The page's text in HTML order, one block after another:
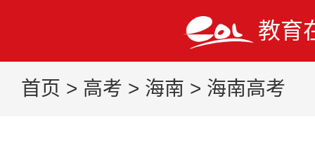
教育
首页 > 高考 > 海南 > 海南高考